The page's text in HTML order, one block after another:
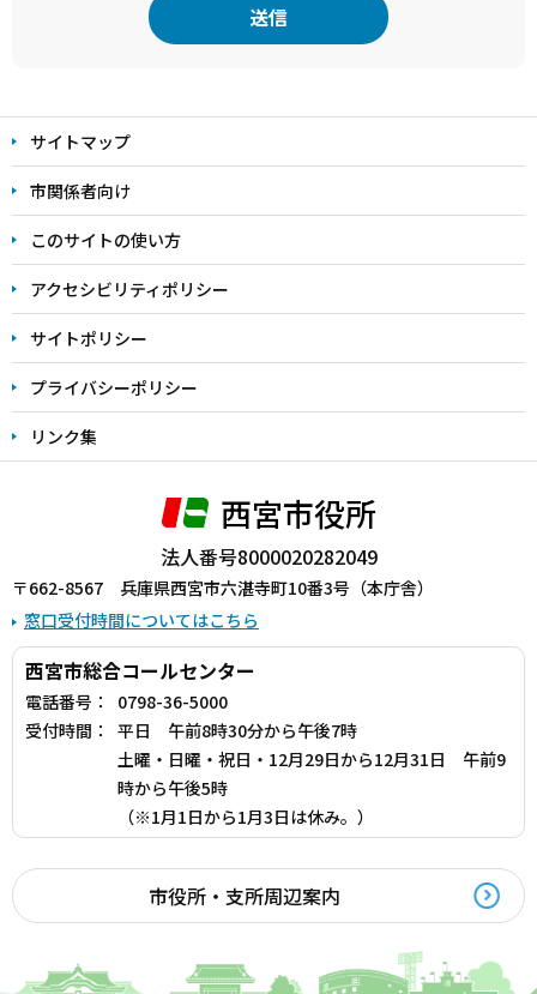
文
こ
こ
ま
で
サイトマップ
市関係者向け
このサイトの使い方
アクセシビリティポリシー
サイトポリシー
プライバシーポリシー
リンク集
西宮市役所
法人番号8000020282049
〒662-8567 兵庫県西宮市六湛寺町10番3号（本庁舎）
窓口受付時間についてはこちら
西宮市総合コールセンター
電話番号：
0798-36-5000
受付時間：
平日 午前8時30分から午後7時
土曜・日曜・祝日・12月29日から12月31日 午前9
時から午後5時
（※1月1日から1月3日は休み。）
市役所・支所周辺案内